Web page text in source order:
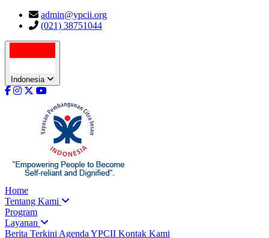
admin@ypcii.org
(021) 38751044
Indonesia
Home
Tentang Kami
Program
Layanan
Berita Terkini Agenda YPCII Kontak Kami